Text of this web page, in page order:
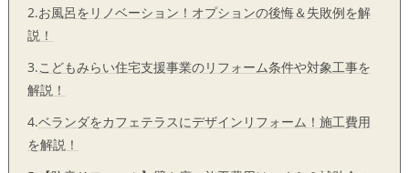
2.お風呂をリノベーション！オプションの後悔＆失敗例を解
説！
3.こどもみらい住宅支援事業のリフォーム条件や対象工事を
解説！
4.ベランダをカフェテラスにデザインリフォーム！施工費用
を解説！